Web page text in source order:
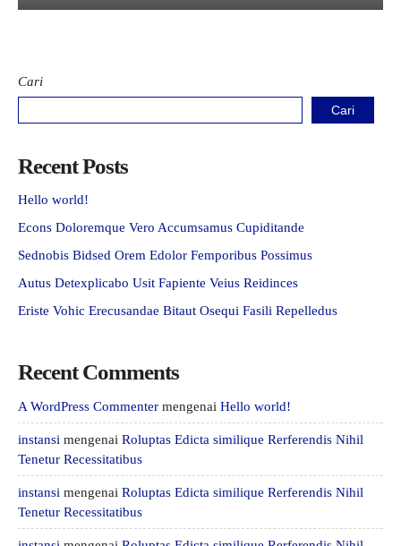
Cari
Cari
Recent Posts
Hello world!
Econs Doloremque Vero Accumsamus Cupiditande
Sednobis Bidsed Orem Edolor Femporibus Possimus
Autus Detexplicabo Usit Fapiente Veius Reidinces
Eriste Vohic Erecusandae Bitaut Osequi Fasili Repelledus
Recent Comments
A WordPress Commenter mengenai Hello world!
instansi mengenai Roluptas Edicta similique Rerferendis Nihil
Tenetur Recessitatibus
instansi mengenai Roluptas Edicta similique Rerferendis Nihil
Tenetur Recessitatibus